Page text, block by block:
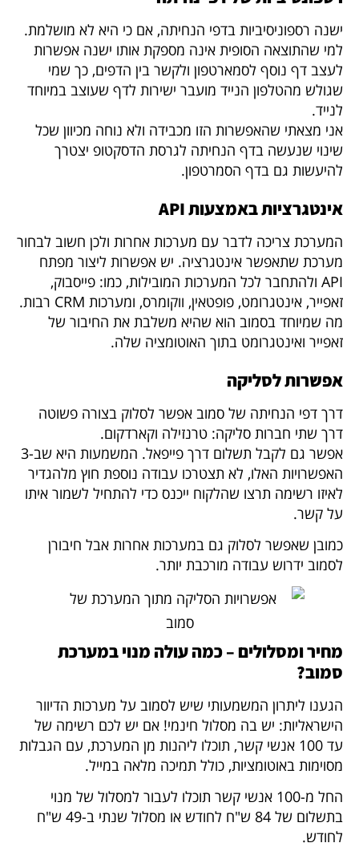
ישנה רספוניסיביות בדפי הנחיתה, אם כי היא לא מושלמת.
למי שהתוצאה הסופית אינה מספקת אותו ישנה אפשרות
לעצב דף נוסף לסמארטפון ולקשר בין הדפים, כך שמי
שגולש מהטלפון הנייד מועבר ישירות לדף שעוצב במיוחד
לנייד.
אני מצאתי שהאפשרות הזו מכבידה ולא נוחה מכיוון שכל
שינוי שנעשה בדף הנחיתה לגרסת הדסקטופ יצטרך
להיעשות גם בדף הסמרטפון.
אינטגרציות באמצעות API
המערכת צריכה לדבר עם מערכות אחרות ולכן חשוב לבחור
מערכת שתאפשר אינטגרציה. יש אפשרות ליצור מפתח
API ולהתחבר לכל המערכות המובילות, כמו: פייסבוק,
זאפייר, אינטגרומט, פופטאין, ווקומרס, ומערכות CRM רבות.
מה שמיוחד בסמוב הוא שהיא משלבת את החיבור של
זאפייר ואינטגרומט בתוך האוטומציה שלה.
אפשרות לסליקה
דרך דפי הנחיתה של סמוב אפשר לסלוק בצורה פשוטה
דרך שתי חברות סליקה: טרנזילה וקארדקום.
אפשר גם לקבל תשלום דרך פייפאל. המשמעות היא שב-3
האפשרויות האלו, לא תצטרכו עבודה נוספת חוץ מלהגדיר
לאיזו רשימה תרצו שהלקוח ייכנס כדי להתחיל לשמור איתו
על קשר.
כמובן שאפשר לסלוק גם במערכות אחרות אבל חיבורן
לסמוב ידרוש עבודה מורכבת יותר.
מחיר ומסלולים – כמה עולה מנוי במערכת
סמוב?
הגענו ליתרון המשמעותי שיש לסמוב על מערכות הדיוור
הישראליות: יש בה מסלול חינמי! אם יש לכם רשימה של
עד 100 אנשי קשר, תוכלו ליהנות מן המערכת, עם הגבלות
מסוימות באוטומציות, כולל תמיכה מלאה במייל.
החל מ-100 אנשי קשר תוכלו לעבור למסלול של מנוי
בתשלום של 84 ש"ח לחודש או מסלול שנתי ב-49 ש"ח
לחודש.